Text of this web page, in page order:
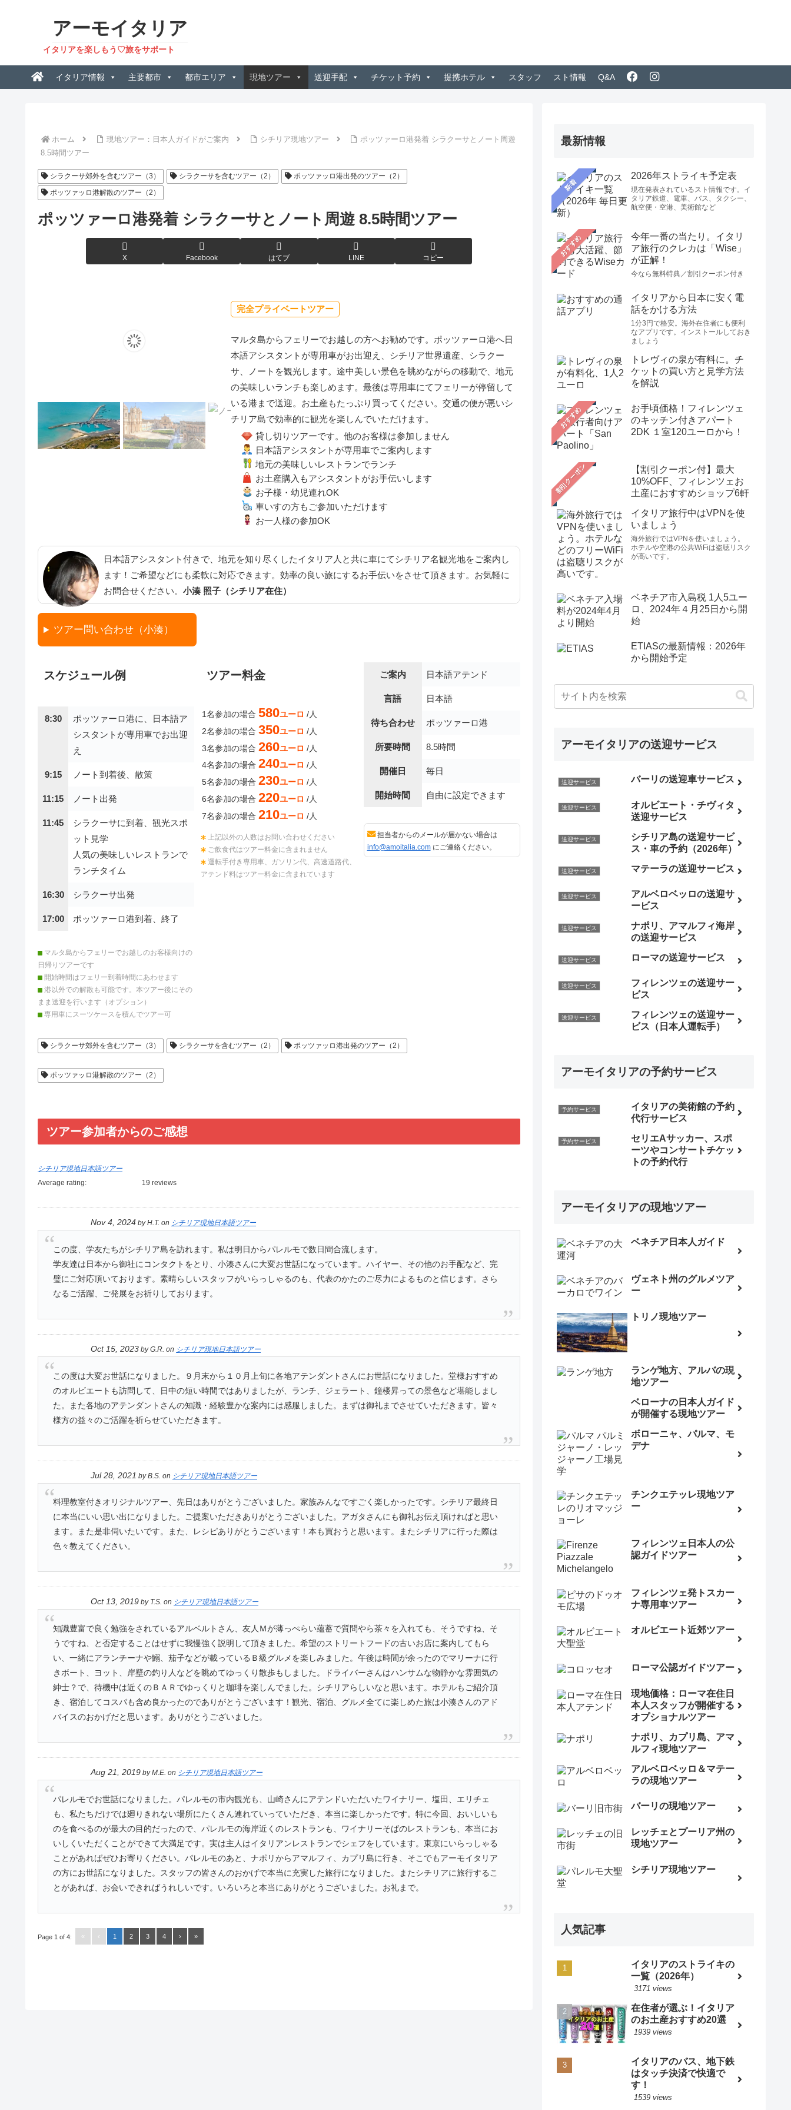
アーモイタリア
イタリアを楽しもう♡旅をサポート
イタリア情報 主要都市 都市エリア 現地ツアー 送迎手配 チケット予約 提携ホテル スタッフ スト情報 Q&A
ホーム 現地ツアー：日本人ガイドがご案内 シチリア現地ツアー
ポッツァーロ港発着 シラクーサとノート周遊
8.5時間ツアー
シラクーサ郊外を含むツアー（3） シラクーサを含むツアー（2）
ポッツァッロ港出発のツアー（2）
ポッツァッロ港解散のツアー（2）
ポッツァーロ港発着 シラクーサとノート周遊 8.5時間ツアー
X Facebook はてブ LINE コピー
完全プライベートツアー
マルタ島からフェリーでお越しの方へお勧めです。ポッツァーロ港へ日
本語アシスタントが専用車がお出迎え、シチリア世界遺産、シラクー
サ、ノートを観光します。途中美しい景色を眺めながらの移動で、地元
の美味しいランチも楽しめます。最後は専用車にてフェリーが停留して
いる港まで送迎。お土産もたっぷり買ってください。交通の便が悪いシ
チリア島で効率的に観光を楽しんでいただけます。
貸し切りツアーです。他のお客様は参加しません
日本語アシスタントが専用車でご案内します
地元の美味しいレストランでランチ
お土産購入もアシスタントがお手伝いします
お子様・幼児連れOK
車いすの方もご参加いただけます
お一人様の参加OK
日本語アシスタント付きで、地元を知り尽くしたイタリア人と共に車にてシチリア名観光地をご案内し
ます！ご希望などにも柔軟に対応できます。効率の良い旅にするお手伝いをさせて頂きます。お気軽に
お問合せください。 小湊 照子（シチリア在住）
ツアー問い合わせ（小湊）
スケジュール例
8:30
ポッツァーロ港に、日本語ア
シスタントが専用車でお出迎
え
9:15 ‏ノート到着後、散策
11:15 ノート出発
11:45
シラクーサに到着、観光スポ
ット見学
人気の美味しいレストランで
ランチタイム
16:30 シラクーサ出発
17:00 ポッツァーロ港到着、終了
マルタ島からフェリーでお越しのお客様向けの
日帰りツアーです
開始時間はフェリー到着時間にあわせます
港以外での解散も可能です。本ツアー後にその
まま送迎を行います（オプション）
専用車にスーツケースを積んでツアー可
ツアー料金
1名参加の場合580ユーロ /人
2名参加の場合350ユーロ /人
3名参加の場合260ユーロ /人
4名参加の場合240ユーロ /人
5名参加の場合230ユーロ /人
6名参加の場合220ユーロ /人
7名参加の場合210ユーロ /人
上記以外の人数はお問い合わせください
ご飲食代はツアー料金に含まれません
運転手付き専用車、ガソリン代、高速道路代、
アテンド料はツアー料金に含まれています
ご案内 日本語アテンド
言語 日本語
待ち合わせ ポッツァーロ港
所要時間 8.5時間
開催日 毎日
開始時間 自由に設定できます
担当者からのメールが届かない場合は
info@amoitalia.comにご連絡ください。
シラクーサ郊外を含むツアー（3） シラクーサを含むツアー（2） ポッツァッロ港出発のツアー（2）
ポッツァッロ港解散のツアー（2）
ツアー参加者からのご感想
シチリア現地日本語ツアー
Average rating:
19 reviews
Nov 4, 2024 byH.T. on シチリア現地日本語ツアー
この度、学友たちがシチリア島を訪れます。私は明日からパレルモで数日間合流します。
学友達は日本から御社にコンタクトをとり、小湊さんに大変お世話になっています。ハイヤー、その他のお手配など、完
璧にご対応頂いております。素晴らしいスタッフがいらっしゃるのも、代表のかたのご尽力によるものと信じます。さら
なるご活躍、ご発展をお祈りしております。
Oct 15, 2023 byG.R. on シチリア現地日本語ツアー
この度は大変お世話になりました。９月末から１０月上旬に各地アテンダントさんにお世話になりました。堂様おすすめ
のオルビエートも訪問して、日中の短い時間ではありましたが、ランチ、ジェラート、鐘楼昇っての景色など堪能しまし
た。また各地のアテンダントさんの知識・経験豊かな案内には感服しました。まずは御礼までさせていただきます。皆々
様方の益々のご活躍を祈らせていただきます。
Jul 28, 2021 byB.S. on シチリア現地日本語ツアー
料理教室付きオリジナルツアー、先日はありがとうございました。家族みんなですごく楽しかったです。シチリア最終日
に本当にいい思い出になりました。ご提案いただきありがとうございました。アガタさんにも御礼お伝え頂ければと思い
ます。また是非伺いたいです。また、レシピありがとうございます！本も買おうと思います。またシチリアに行った際は
色々教えてください。
Oct 13, 2019 by T.S. on シチリア現地日本語ツアー
知識豊富で良く勉強をされているアルベルトさん、友人Ｍが薄っぺらい蘊蓄で質問やら茶々を入れても、そうですね、そ
うですね、と否定することはせずに我慢強く説明して頂きました。希望のストリートフードの古いお店に案内してもら
い、一緒にアランチーナや鰯、茄子などが載っているＢ級グルメを楽しみました。午後は時間が余ったのでマリーナに行
きボート、ヨット、岸壁の釣り人などを眺めてゆっくり散歩もしました。ドライバーさんはハンサムな物静かな雰囲気の
紳士？で、待機中は近くのＢＡＲでゆっくりと珈琲を楽しんでました。シチリアらしいなと思います。ホテルもご紹介頂
き、宿泊してコスパも含め良かったのでありがとうございます！観光、宿泊、グルメ全てに楽しめた旅は小湊さんのアド
バイスのおかげだと思います。ありがとうございました。
Aug 21, 2019 byM.E. on シチリア現地日本語ツアー
パレルモでお世話になりました。パレルモの市内観光も、山崎さんにアテンドいただいたワイナリー、塩田、エリチェ
も、私たちだけでは廻りきれない場所にたくさん連れていっていただき、本当に楽しかったです。特に今回、おいしいも
のを食べるのが最大の目的だったので、パレルモの海岸近くのレストランも、ワイナリーそばのレストランも、本当にお
いしくいただくことができて大満足です。実は主人はイタリアンレストランでシェフをしています。東京にいらっしゃる
ことがあればぜひお寄りください。パレルモのあと、ナポリからアマルフィ、カプリ島に行き、そこでもアーモイタリア
の方にお世話になりました。スタッフの皆さんのおかげで本当に充実した旅行になりました。またシチリアに旅行するこ
とがあれば、お会いできればうれしいです。いろいろと本当にありがとうございました。お礼まで。
Page 1 of 4: « ‹ 1 2 3 4 › »
最新情報
新着
2026年ストライキ予定表
現在発表されているスト情報です。イ
タリア鉄道、電車、バス、タクシー、
航空便・空港、美術館など
おすすめ
今年一番の当たり。イタリ
ア旅行のクレカは「Wise」
が正解！
今なら無料特典／割引クーポン付き
イタリアから日本に安く電
話をかける方法
1分3円で格安。海外在住者にも便利
なアプリです。インストールしておき
ましょう
トレヴィの泉が有料に。チ
ケットの買い方と見学方法
を解説
おすすめ
お手頃価格！フィレンツェ
のキッチン付きアパート
2DK １室120ユーロから！
【割引クーポン付】最大
10%OFF、フィレンツェお
土産におすすめショップ6軒
イタリア旅行中はVPNを使
いましょう
海外旅行ではVPNを使いましょう。
ホテルや空港の公共WiFiは盗聴リスク
が高いです。
ベネチア市入島税 1人5ユー
ロ、2024年４月25日から開
始
ETIASの最新情報：2026年
から開始予定
アーモイタリアの送迎サービス
送迎サービス バーリの送迎車サービス
送迎サービス
オルビエート・チヴィタ
送迎サービス
送迎サービス
シチリア島の送迎サービ
ス・車の予約（2026年）
送迎サービス マテーラの送迎サービス
送迎サービス
アルベロベッロの送迎サ
ービス
送迎サービス
ナポリ、アマルフィ海岸
の送迎サービス
送迎サービス ローマの送迎サービス
送迎サービス
フィレンツェの送迎サー
ビス
送迎サービス
フィレンツェの送迎サー
ビス（日本人運転手）
アーモイタリアの予約サービス
予約サービス
イタリアの美術館の予約
代行サービス
予約サービス
セリエAサッカー、スポ
ーツやコンサートチケッ
トの予約代行
アーモイタリアの現地ツアー
ベネチア日本人ガイド
ヴェネト州のグルメツア
ー
トリノ現地ツアー
ランゲ地方、アルバの現
地ツアー
ベローナの日本人ガイド
が開催する現地ツアー
ボローニャ、パルマ、モ
デナ
チンクエテッレ現地ツア
ー
フィレンツェ日本人の公
認ガイドツアー
フィレンツェ発トスカー
ナ専用車ツアー
オルビエート近郊ツアー
ローマ公認ガイドツアー
現地価格：ローマ在住日
本人スタッフが開催する
オプショナルツアー
ナポリ、カプリ島、アマ
ルフィ現地ツアー
アルベロベッロ＆マテー
ラの現地ツアー
バーリの現地ツアー
レッチェとプーリア州の
現地ツアー
シチリア現地ツアー
人気記事
イタリアのストライキの
一覧（2026年）
3171 views
在住者が選ぶ！イタリア
のお土産おすすめ20選
1939 views
イタリアのバス、地下鉄
はタッチ決済で快適で
す！
1539 views